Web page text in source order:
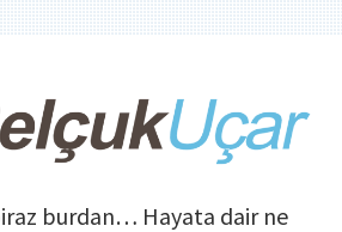
burdan… Hayata dair ne